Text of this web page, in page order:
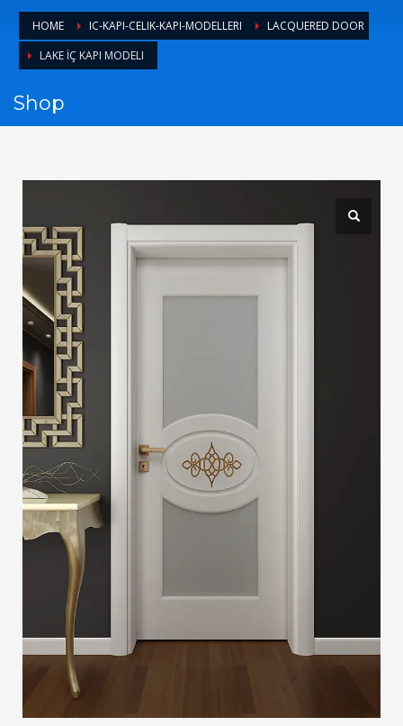
1 Login or create new account.
2 Review your order.
3 Payment &FREEshipment
If you still have problems, please let us know, by sending an
email to support@website.com . Thank you!
Sat - 9:00AM-5:00PM
Sundays by appointment only!
HOME IC-KAPI-CELIK-KAPI-MODELLERI
LACQUERED DOOR
LAKE İÇ KAPI MODELI
Shop